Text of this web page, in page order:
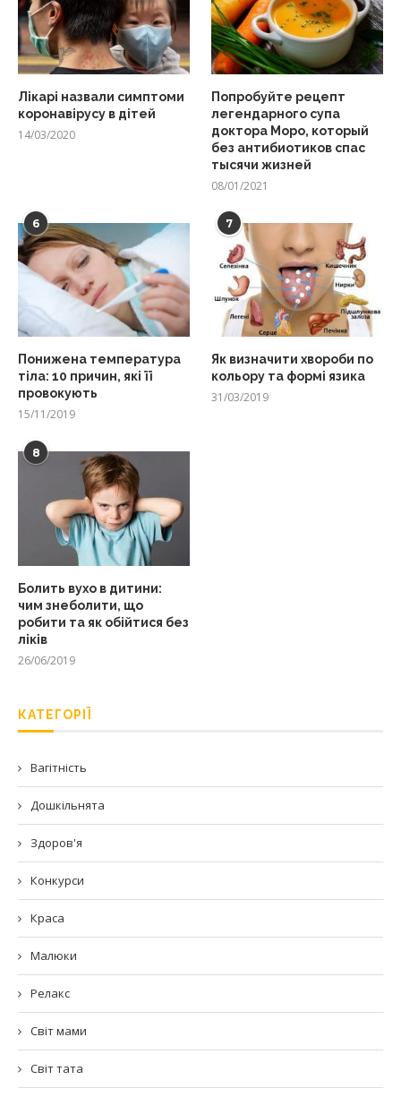
Лікарі назвали симптоми
коронавірусу в дітей
14/03/2020
Попробуйте рецепт
легендарного супа
доктора Моро, который
без антибиотиков спас
тысячи жизней
08/01/2021
6
Понижена температура
тіла: 10 причин, які її
провокують
15/11/2019
7
Як визначити хвороби по
кольору та формі язика
31/03/2019
8
Болить вухо в дитини:
чим знеболити, що
робити та як обійтися без
ліків
26/06/2019
КАТЕГОРІЇ
Вагітність
Дошкільнята
Здоров'я
Конкурси
Краса
Малюки
Релакс
Світ мами
Світ тата